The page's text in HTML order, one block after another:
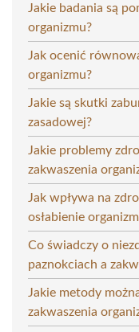
Jakie badania są
organizmu?
Jak ocenić
organizmu?
Jakie są skutki
zasadowej?
Jakie problemy
zakwaszenia
Jak wpływa na
osłabienie
Co świadczy o
paznokciach a
Jakie metody
zakwaszenia